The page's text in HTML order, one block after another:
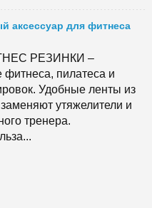
аксессуар для фитнеса
РЕЗИНКИ –
пилатеса и
Удобные ленты из
утяжелители и
тренера.